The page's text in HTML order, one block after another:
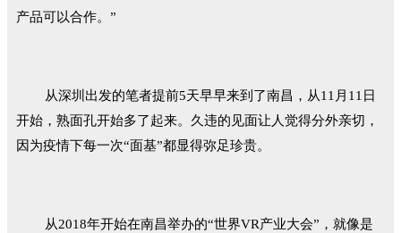
产品可以合作。”
从深圳出发的笔者提前5天早早来到了南昌，从11月11日
开始，熟面孔开始多了起来。久违的见面让人觉得分外亲切，
因为疫情下每一次“面基”都显得弥足珍贵。
从2018年开始在南昌举办的“世界VR产业大会”，就像是